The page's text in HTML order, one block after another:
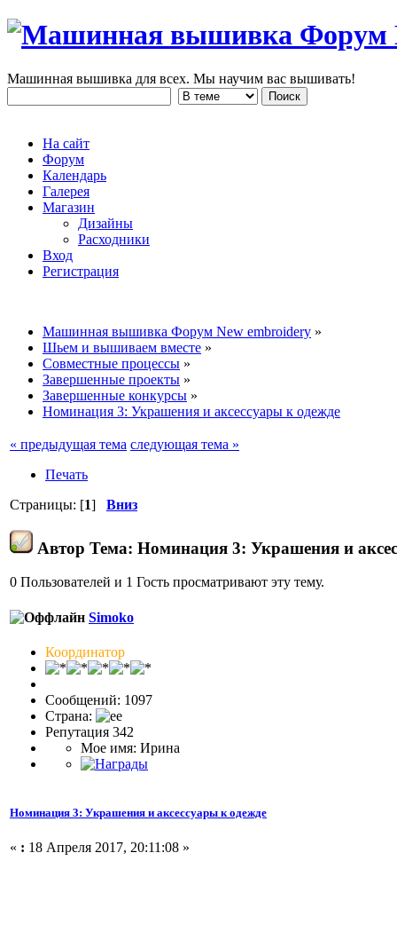
Машинная вышивка для всех. Мы научим вас вышивать!
На сайт
Форум
Календарь
Галерея
Магазин
Дизайны
Расходники
Вход
Регистрация
Машинная вышивка Форум New embroidery »
Шьем и вышиваем вместе »
Совместные процессы »
Завершенные проекты »
Завершенные конкурсы »
Номинация 3: Украшения и аксессуары к одежде
« предыдущая тема следующая тема »
Печать
Страницы: [1] Вниз
Автор Тема: Номинация 3: Украшения и
0 Пользователей и 1 Гость просматривают эту тему.
Simoko
Координатор
Сообщений: 1097
Страна:
Репутация 342
Мое имя: Ирина
Номинация 3: Украшения и аксессуары к одежде
« : 18 Апреля 2017, 20:11:08 »